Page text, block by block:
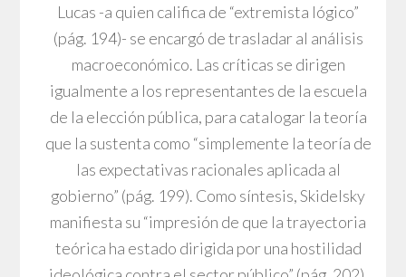
Lucas -a quien califica de “extremista lógico”
(pág. 194)- se encargó de trasladar al análisis
macroeconómico. Las críticas se dirigen
igualmente a los representantes de la escuela
de la elección pública, para catalogar la teoría
que la sustenta como “simplemente la teoría de
las expectativas racionales aplicada al
gobierno” (pág. 199). Como síntesis, Skidelsky
manifiesta su “impresión de que la trayectoria
teórica ha estado dirigida por una hostilidad